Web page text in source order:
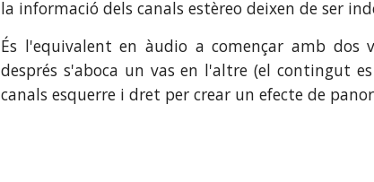
la informació dels canals estèreo deixen de ser
És l'equivalent en àudio a començar amb
després s'aboca un vas en l'altre (el contingut
canals esquerre i dret per crear un efecte de